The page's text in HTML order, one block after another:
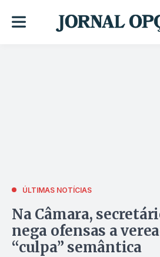
ÚLTIMAS NOTÍCIAS
Na Câmara,
nega ofensas a
“culpa” semântica